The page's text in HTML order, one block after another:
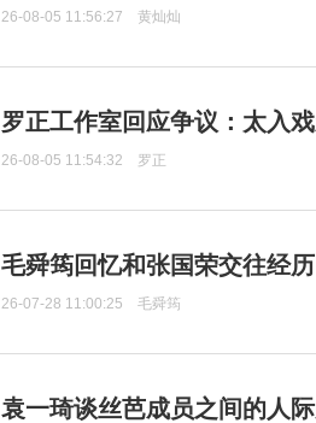
26-08-05 11:56:27 黄灿灿
罗正工作室回应争议：太入
26-08-05 11:54:32 罗正
毛舜筠回忆和张国荣交往经
26-07-28 11:00:25 毛舜筠
袁一琦谈丝芭成员之间的人